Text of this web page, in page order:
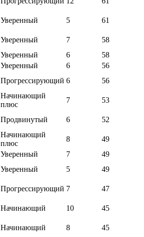
Уверенный 5 61
Уверенный 7
58
Уверенный 6
58
Уверенный 6
56
Прогрессирующий 6 56
Начинающий
плюс
7 53
Продвинутый 6 52
Начинающий
плюс
8
49
Уверенный 7
49
Уверенный 5 49
Прогрессирующий 7 47
Начинающий 10 45
Начинающий 8 45